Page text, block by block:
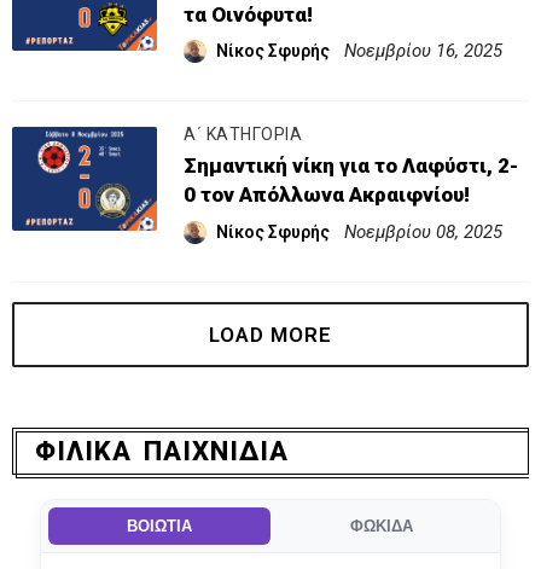
τα Οινόφυτα!
Νίκος Σφυρής Νοεμβρίου 16, 2025
Α΄ ΚΑΤΗΓΟΡΙΑ
Σημαντική νίκη για το Λαφύστι, 2-
0 τον Απόλλωνα Ακραιφνίου!
Νίκος Σφυρής Νοεμβρίου 08, 2025
ΦΙΛΙΚΑ ΠΑΙΧΝΙΔΙΑ
ΒΟΙΩΤΙΑ ΦΩΚΙΔΑ